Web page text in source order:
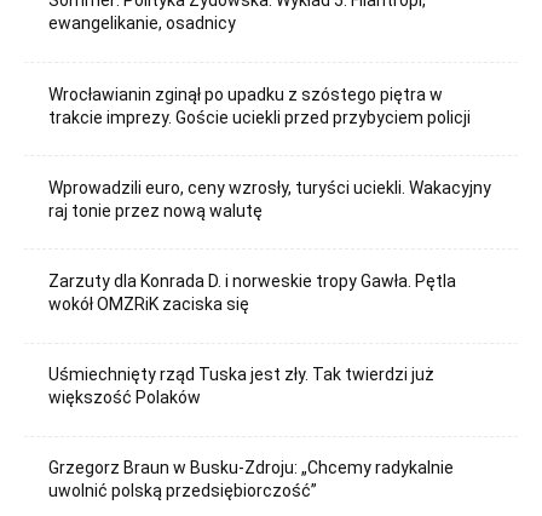
ewangelikanie, osadnicy
Wrocławianin zginął po upadku z szóstego piętra w
trakcie imprezy. Goście uciekli przed przybyciem policji
Wprowadzili euro, ceny wzrosły, turyści uciekli. Wakacyjny
raj tonie przez nową walutę
Zarzuty dla Konrada D. i norweskie tropy Gawła. Pętla
wokół OMZRiK zaciska się
Uśmiechnięty rząd Tuska jest zły. Tak twierdzi już
większość Polaków
Grzegorz Braun w Busku-Zdroju: „Chcemy radykalnie
uwolnić polską przedsiębiorczość”